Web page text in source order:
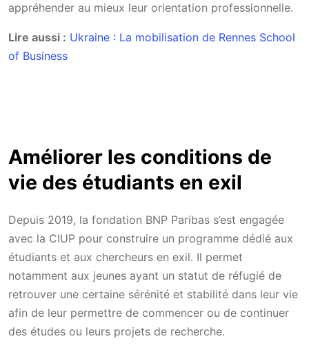
appréhender au mieux leur orientation professionnelle.
Lire aussi : Ukraine : La mobilisation de Rennes School
of Business
Améliorer les conditions de
vie des étudiants en exil
Depuis 2019, la fondation BNP Paribas s’est engagée
avec la CIUP pour construire un programme dédié aux
étudiants et aux chercheurs en exil. Il permet
notamment aux jeunes ayant un statut de réfugié de
retrouver une certaine sérénité et stabilité dans leur vie
afin de leur permettre de commencer ou de continuer
des études ou leurs projets de recherche.